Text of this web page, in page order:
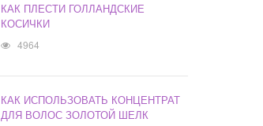
КАК ПЛЕСТИ ГОЛЛАНДСКИЕ
КОСИЧКИ
4964
КАК ИСПОЛЬЗОВАТЬ КОНЦЕНТРАТ
ДЛЯ ВОЛОС ЗОЛОТОЙ ШЕЛК